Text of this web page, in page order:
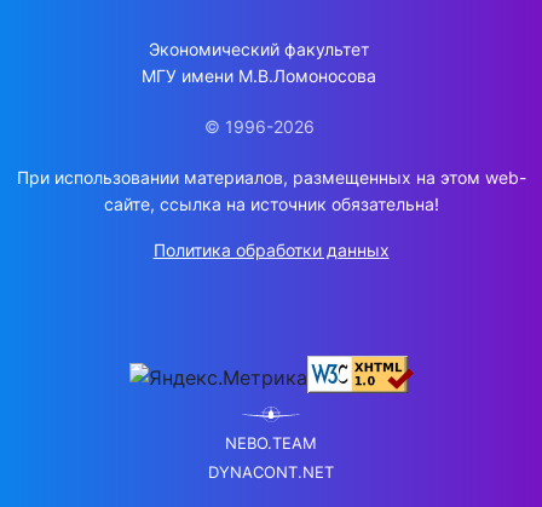
Экономический факультет
МГУ имени М.В.Ломоносова
© 1996-2026
При использовании материалов, размещенных на этом web-
сайте, ссылка на источник обязательна!
Политика обработки данных
NEBO.TEAM
DYNACONT.NET